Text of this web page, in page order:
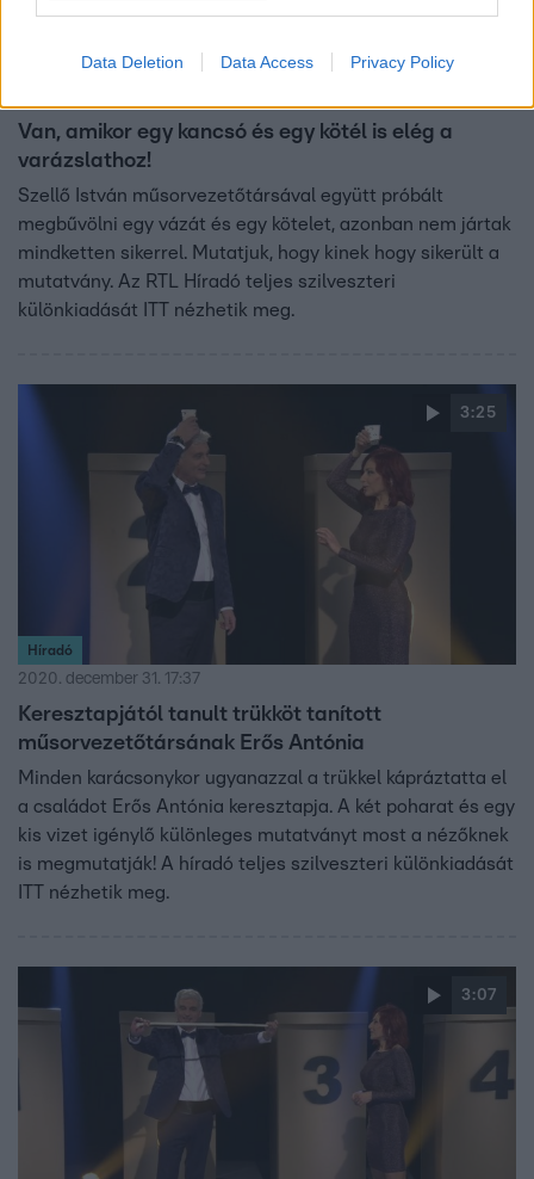
Data Deletion Data Access Privacy Policy
Van, amikor egy kancsó és egy kötél is elég a
varázslathoz!
Szellő István műsorvezetőtársával együtt próbált
megbűvölni egy vázát és egy kötelet, azonban nem jártak
mindketten sikerrel. Mutatjuk, hogy kinek hogy sikerült a
mutatvány. Az RTL Híradó teljes szilveszteri
különkiadását ITT nézhetik meg.
3:25
Híradó
2020. december 31. 17:37
Keresztapjától tanult trükköt tanított
műsorvezetőtársának Erős Antónia
Minden karácsonykor ugyanazzal a trükkel kápráztatta el
a családot Erős Antónia keresztapja. A két poharat és egy
kis vizet igénylő különleges mutatványt most a nézőknek
is megmutatják! A híradó teljes szilveszteri különkiadását
ITT nézhetik meg.
3:07